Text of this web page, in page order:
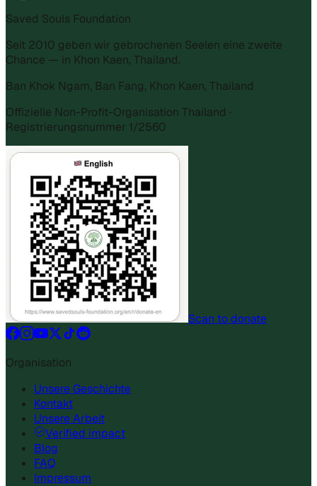
Saved Souls Foundation
Seit 2010 geben wir gebrochenen Seelen eine zweite
Chance — in Khon Kaen, Thailand.
Ban Khok Ngam, Ban Fang, Khon Kaen, Thailand
Offizielle Non-Profit-Organisation Thailand ·
Registrierungsnummer 1/2560
Scan to donate
Organisation
Unsere Geschichte
Kontakt
Unsere Arbeit
Verified impact
Blog
FAQ
Impressum